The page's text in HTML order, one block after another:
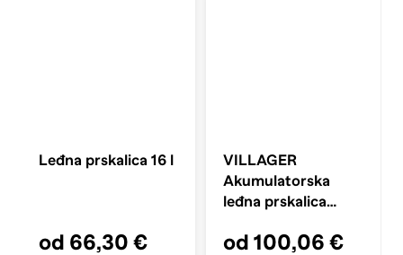
Leđna prskalica 16 l
od 66,30 €
VILLAGER
Akumulatorska
leđna prskalica
od 100,06 €